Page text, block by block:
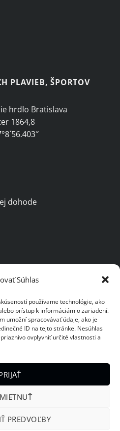
Súhlas
používame technológie, ako
prístup k informáciám o zariadení.
umožní spracovávať údaje, ako je
ID na tejto stránke. Nesúhlas
ovplyvniť určité vlastnosti a
PREDVOĽBY
PLAVIEB, ŠPORTOV
hrdlo Bratislava
1864,8
dohode
2